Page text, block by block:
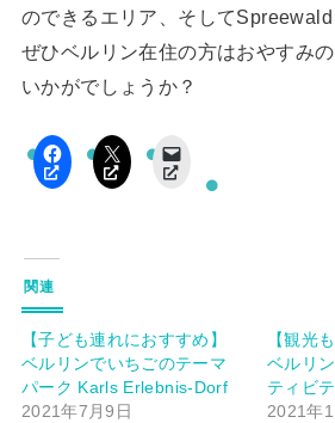
のできるエリア、そしてSpreewald
ぜひベルリン在住の方はおやすみ
いかがでしょうか？
関連
【子ども連れにおすすめ】
ベルリンでいちごのテーマ
パーク Karls Erlebnis-Dorf
2021年7月9日
【観光
ベルリ
ティビ
2021年